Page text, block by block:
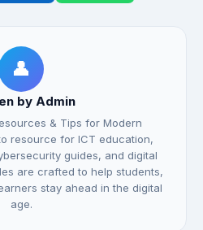
👤
by Admin
& Tips for Modern
resource for ICT education,
guides, and digital
are crafted to help students,
stay ahead in the digital
age.